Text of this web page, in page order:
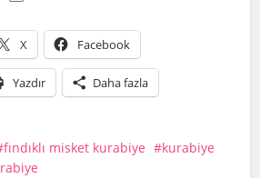
X Facebook
Yazdır Daha fazla
fındıklı misket kurabiye
kurabiye